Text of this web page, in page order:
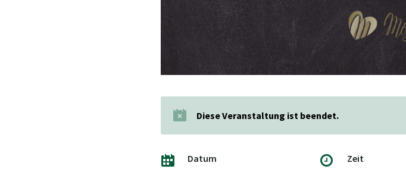
Diese Veranstaltung ist beendet.
Datum Zeit